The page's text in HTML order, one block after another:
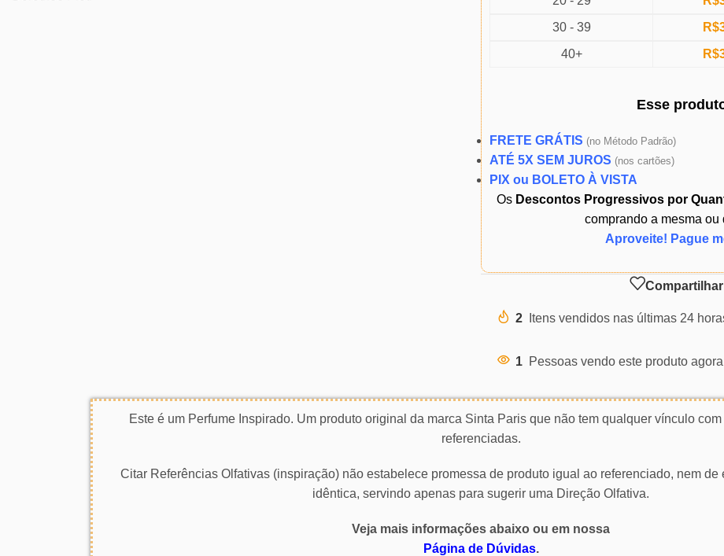
30 - 39
R$
40+
R$
Esse
FRETE GRÁTIS (no Método Padrão)
ATÉ 5X SEM JUROS (nos cartões)
PIX ou BOLETO À VISTA
Os Descontos Progressivos por
comprando a mesma ou
Aproveite! Pague
2 Itens vendidos nas últimas 24
1 Pessoas vendo este produto
Este é um Perfume Inspirado. Um produto original da marca Sinta Paris que não tem qualquer vínculo
referenciadas.
Citar Referências Olfativas (inspiração) não estabelece promessa de produto igual ao referenciado, nem de
idêntica, servindo apenas para sugerir uma Direção Olfativa.
Veja mais informações abaixo ou em nossa
Página de Dúvidas.